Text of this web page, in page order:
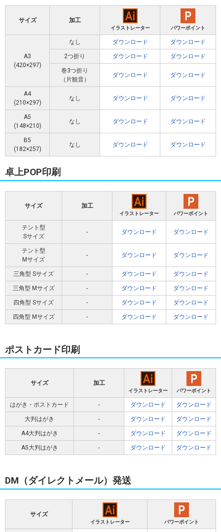
サイズ 加工
イラストレーター パワーポイント
A3
(420×297)
なし ダウンロード ダウンロード
2つ折り ダウンロード ダウンロード
巻3つ折り
（片観音）
ダウンロード ダウンロード
A4
(210×297)
なし ダウンロード ダウンロード
A5
(148×210)
なし ダウンロード ダウンロード
B5
(182×257)
なし ダウンロード ダウンロード
卓上POP印刷
サイズ 加工
イラストレーター パワーポイント
テント型
Sサイズ
- ダウンロード ダウンロード
テント型
Mサイズ
- ダウンロード ダウンロード
三角型 Sサイズ - ダウンロード ダウンロード
三角型 Mサイズ - ダウンロード ダウンロード
四角型 Sサイズ - ダウンロード ダウンロード
四角型 Mサイズ - ダウンロード ダウンロード
ポストカード印刷
サイズ 加工
イラストレーター パワーポイント
はがき・ポストカード - ダウンロード ダウンロード
大判はがき - ダウンロード ダウンロード
A4大判はがき - ダウンロード ダウンロード
A5大判はがき - ダウンロード ダウンロード
DM（ダイレクトメール）発送
サイズ
イラストレーター パワーポイント